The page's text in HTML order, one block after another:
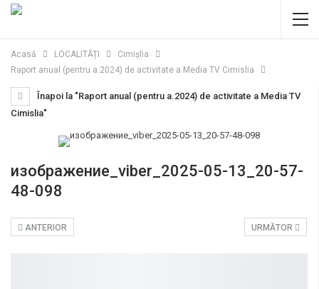
Acasă LOCALITĂȚI
Cimișlia
Raport anual (pentru a.2024) de activitate a Media TV Cimislia
Înapoi la "Raport anual (pentru a.2024) de activitate a Media TV
Cimislia"
изображение_viber_2025-05-13_20-57-
48-098
URMĂTOR
ANTERIOR